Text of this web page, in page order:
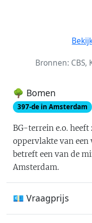
Bronnen: CBS,
🌳 Bomen
397-de in Amsterdam
BG-terrein e.o. heeft
oppervlakte van een
betreft een van de
Amsterdam.
💶 Vraagprijs